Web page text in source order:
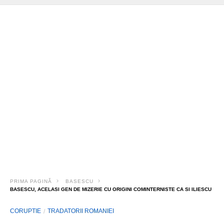
PRIMA PAGINĂ
BASESCU
BASESCU, ACELASI GEN DE MIZERIE CU ORIGINI COMINTERNISTE CA SI ILIESCU
CORUPTIE TRADATORII ROMANIEI